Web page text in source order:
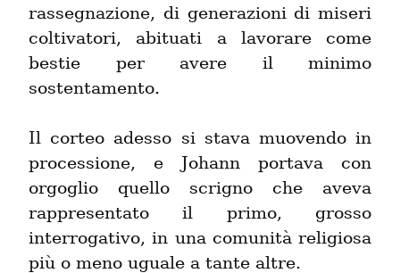
rassegnazione, di generazioni di miseri
coltivatori, abituati a lavorare come
bestie per avere il minimo
sostentamento.
Il corteo adesso si stava muovendo in
processione, e Johann portava con
orgoglio quello scrigno che aveva
rappresentato il primo, grosso
interrogativo, in una comunità religiosa
più o meno uguale a tante altre.